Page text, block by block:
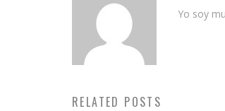
Yo soy
RELATED POSTS